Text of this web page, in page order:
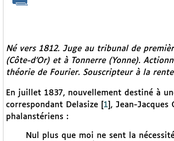
Né vers 1812. Juge au tribunal de
(Côte-d’Or) et à Tonnerre (Yonne).
théorie de Fourier. Souscripteur à la
En juillet 1837, nouvellement destiné à
correspondant Delasize[ 1 , Jean-Jacques
phalanstériens :
Nul plus que moi ne sent la